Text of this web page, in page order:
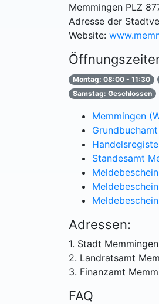
Memmingen PLZ
Adresse der
Website:
Montag: 08:00 - 11:30
Samstag: Geschlossen
Memmingen
Standesamt
Adressen:
1. Stadt
2. Landratsamt
3. Finanzamt
FAQ